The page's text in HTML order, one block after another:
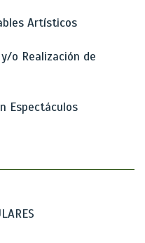
Artísticos
o Realización de
Espectáculos